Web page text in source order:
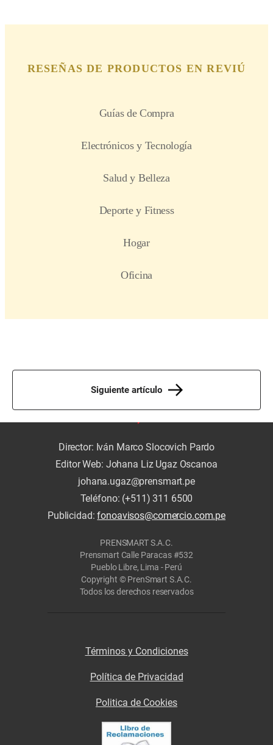
Siguiente artículo
Director: Iván Marco Slocovich Pardo
Editor Web: Johana Liz Ugaz Oscanoa
johana.ugaz@prensmart.pe
Teléfono: (+511) 311 6500
Publicidad:fonoavisos@comercio.com.pe
PRENSMART S.A.C.
Prensmart Calle Paracas #532
Pueblo Libre, Lima - Perú
Copyright © PrenSmart S.A.C.
Todos los derechos reservados
Términos y Condiciones
Política de Privacidad
Politica de Cookies